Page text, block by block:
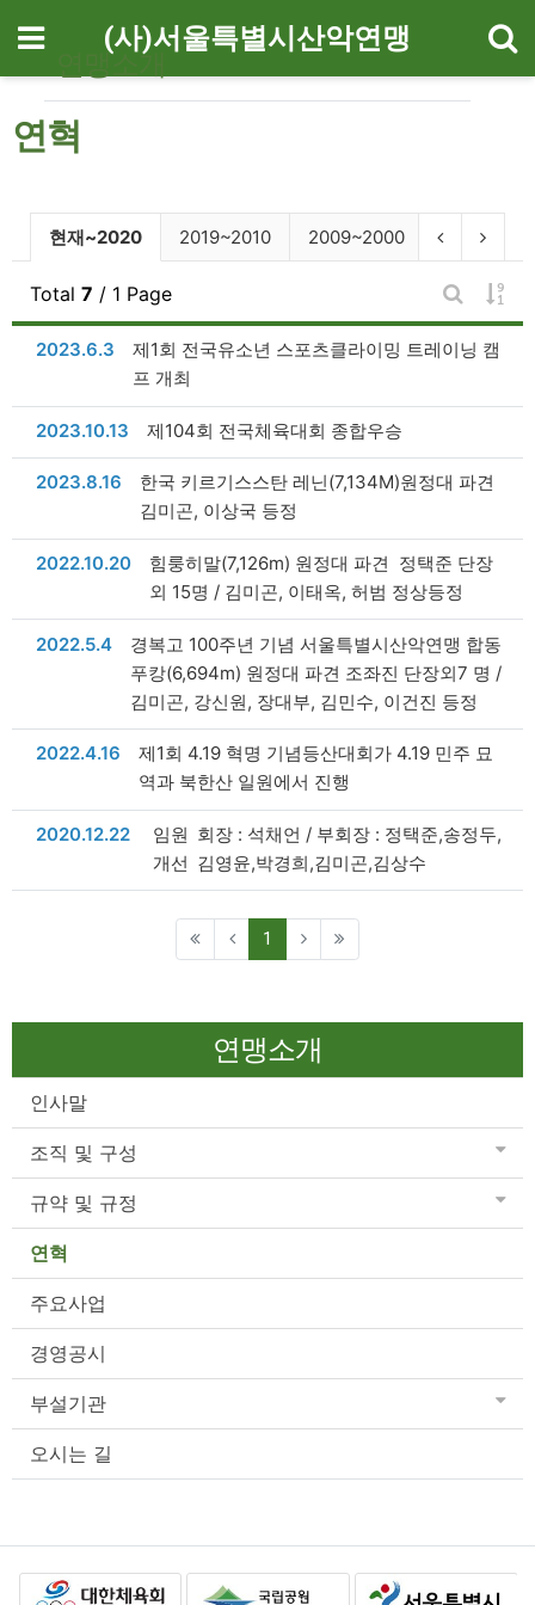
메뉴 (사)서울특별시산악연맹
연맹소개
연혁
연혁 분류 목록
현재 분류
현재~2020 2019~2010 2009~2000 1999~1990
이전 분류
다음
Total 7 / 1 Page
게시판 검
게
날짜
2023.6.3
제1회 전국유소년 스포츠클라이밍 트레이닝 캠
프 개최
날짜
2023.10.13 제104회 전국체육대회 종합우승
날짜
2023.8.16
한국 키르기스스탄 레닌(7,134M)원정대 파견
김미곤, 이상국 등정
날짜
2022.10.20
힘룽히말(7,126m) 원정대 파견 정택준 단장
외 15명 / 김미곤, 이태옥, 허범 정상등정
날짜
2022.5.4
경복고 100주년 기념 서울특별시산악연맹 합동
푸캉(6,694m) 원정대 파견 조좌진 단장외7 명 /
김미곤, 강신원, 장대부, 김민수, 이건진 등정
날짜
2022.4.16
제1회 4.19 혁명 기념등산대회가 4.19 민주 묘
역과 북한산 일원에서 진행
날짜
2020.12.22
임원
개선
회장 : 석채언 / 부회장 : 정택준,송정두,
김영윤,박경희,김미곤,김상수
1 (current)
연맹소개
인사말
조직 및 구성
규약 및 규정
연혁
주요사업
경영공시
부설기관
오시는 길